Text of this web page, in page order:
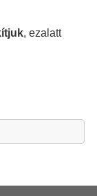
, ezalatt